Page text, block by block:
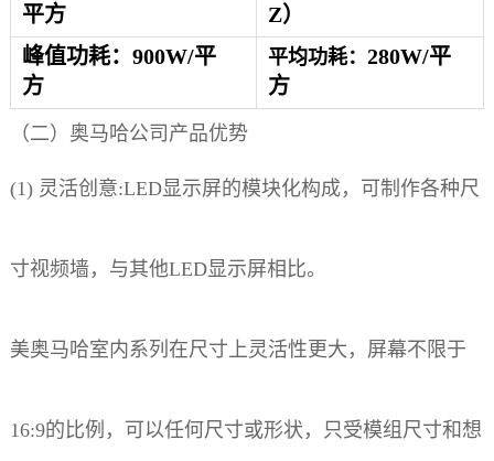
平方
Z）
峰值功耗： 900W/平
方
平均功耗： 280W/平
方
（二）奥马哈公司产品优势
(1) 灵活创意:LED显示屏的模块化构成，可制作各种尺
寸视频墙，与其他LED显示屏相比。
美奥马哈室内系列在尺寸上灵活性更大，屏幕不限于
16:9的比例，可以任何尺寸或形状，只受模组尺寸和想